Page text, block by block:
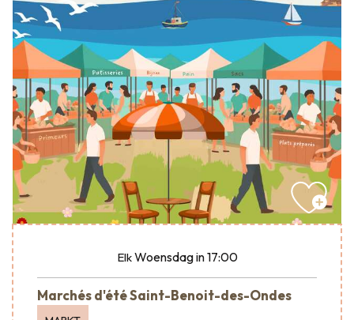
ElkWoensdagin 17:00
Marchés d'été Saint-Benoit-des-Ondes